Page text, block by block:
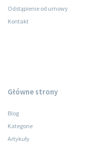
Odstąpienie od umowy
Kontakt
Główne strony
Blog
Kategorie
Artykuły